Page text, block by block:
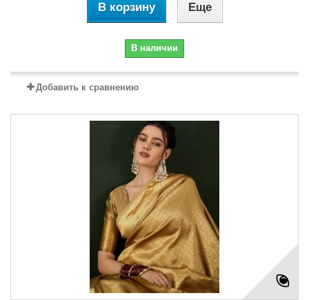
В корзину Еще
В наличии
Добавить к сравнению